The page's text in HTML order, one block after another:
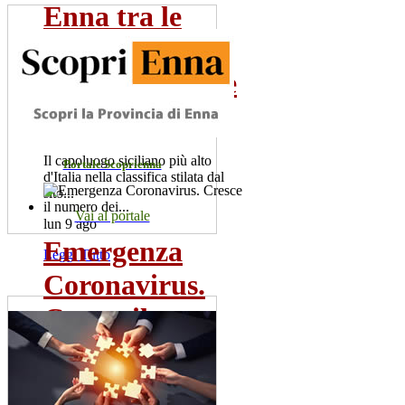
Enna tra le
città d'Italia
poco conosciute
da...
Il capoluogo siciliano più alto
d'Italia nella classifica stilata dal
sito...
lun 9 ago
Leggi Tutto
Emergenza
Coronavirus.
Cresce il
numero dei...
Sono 60 i positivi. Il sindaco,
Portale Scoprienna
Vai al portale